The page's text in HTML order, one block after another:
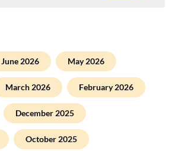
June 2026 May 2026
March 2026 February 2026
December 2025
October 2025